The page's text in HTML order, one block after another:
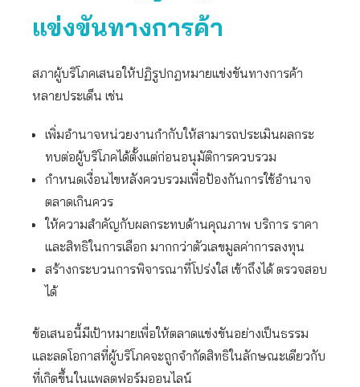
แข่งขันทางการค้า
สภาผู้บริโภคเสนอให้ปฏิรูปกฎหมายแข่งขันทางการค้า
หลายประเด็น เช่น
เพิ่มอำนาจหน่วยงานกำกับให้สามารถประเมินผลกระ
ทบต่อผู้บริโภคได้ตั้งแต่ก่อนอนุมัติการควบรวม
กำหนดเงื่อนไขหลังควบรวมเพื่อป้องกันการใช้อำนาจ
ตลาดเกินควร
ให้ความสำคัญกับผลกระทบด้านคุณภาพ บริการ ราคา
และสิทธิในการเลือก มากกว่าตัวเลขมูลค่าการลงทุน
สร้างกระบวนการพิจารณาที่โปร่งใส เข้าถึงได้ ตรวจสอบ
ได้
ข้อเสนอนี้มีเป้าหมายเพื่อให้ตลาดแข่งขันอย่างเป็นธรรม
และลดโอกาสที่ผู้บริโภคจะถูกจำกัดสิทธิในลักษณะเดียวกับ
ที่เกิดขึ้นในแพลตฟอร์มออนไลน์